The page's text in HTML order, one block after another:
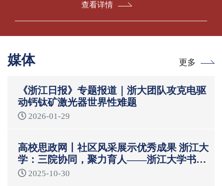
查看详情
媒体 更多
《浙江日报》专题报道｜浙大团队攻克电驱
动钙钛矿激光器世界性难题
2026-01-29
高校思政网丨社区风采展示优秀成果 浙江大
学：三院协同，聚力育人——浙江大学书院
制“一站式”学生社区育人模式
2025-10-30